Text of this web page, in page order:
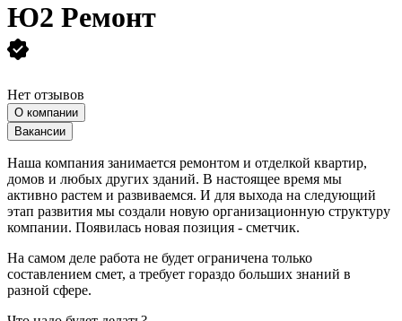
Ю2 Ремонт
Нет отзывов
О компании
Вакансии
Наша компания занимается ремонтом и отделкой квартир,
домов и любых других зданий. В настоящее время мы
активно растем и развиваемся. И для выхода на следующий
этап развития мы создали новую организационную структуру
компании. Появилась новая позиция - сметчик.
На самом деле работа не будет ограничена только
составлением смет, а требует гораздо больших знаний в
разной сфере.